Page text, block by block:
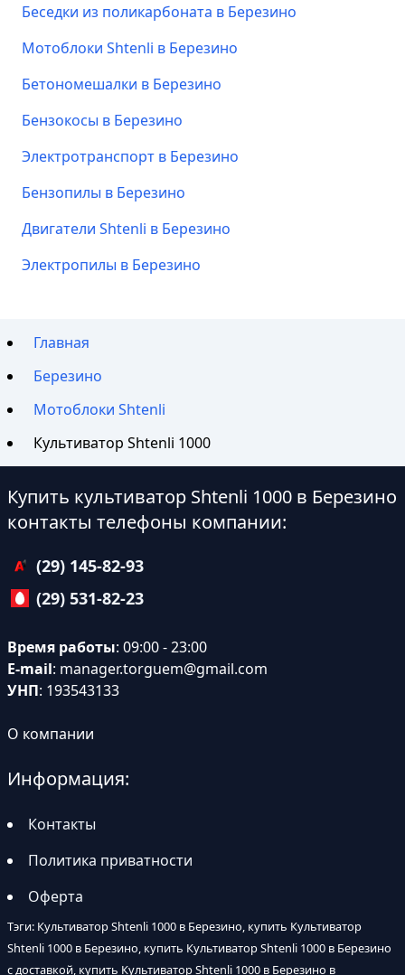
Беседки из поликарбоната в Березино
Мотоблоки Shtenli в Березино
Бетономешалки в Березино
Бензокосы в Березино
Электротранспорт в Березино
Бензопилы в Березино
Двигатели Shtenli в Березино
Электропилы в Березино
Главная
Березино
Мотоблоки Shtenli
Культиватор Shtenli 1000
Купить культиватор Shtenli 1000 в Березино
контакты телефоны компании:
(29) 145-82-93
(29) 531-82-23
Время работы: 09:00 - 23:00
E-mail: manager.torguem@gmail.com
УНП: 193543133
О компании
Информация:
Контакты
Политика приватности
Оферта
Тэги: Культиватор Shtenli 1000 в Березино, купить Культиватор
Shtenli 1000 в Березино, купить Культиватор Shtenli 1000 в Березино
с доставкой, купить Культиватор Shtenli 1000 в Березино в